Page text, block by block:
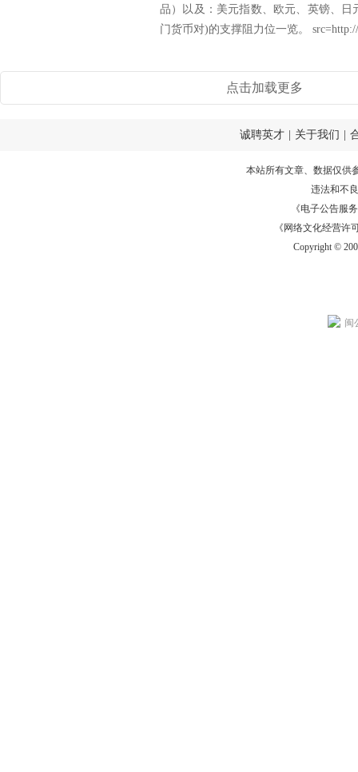
品）以及：美元指数、欧元、英镑、
门货币对)的支撑阻力位一览。
点击加载更多
诚聘英才 关于我们
本站所有文章、数据仅供
违法和不
《电子公告服务
《网络文化经营许
Copyright ©
闽